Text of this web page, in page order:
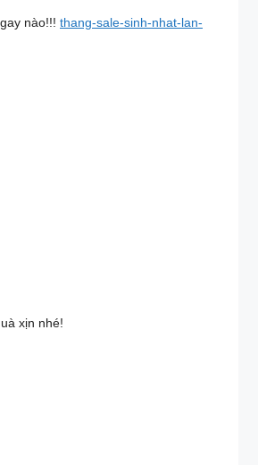
nào!!! thang-sale-sinh-nhat-lan-
xịn nhé!